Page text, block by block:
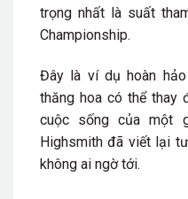
trọng nhất là suất
Championship.
Đây là ví dụ hoàn
thăng hoa có thể thay
cuộc sống của một
Highsmith đã viết lại
không ai ngờ tới.